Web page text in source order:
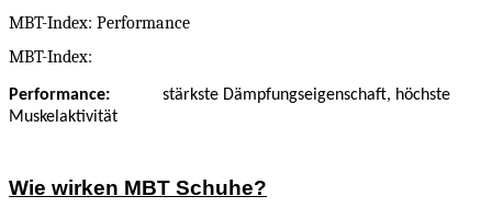
MBT-Index: Performance
MBT-Index:
Performance:
stärkste Dämpfungseigenschaft, höchste
Muskelaktivität
Wie wirken MBT Schuhe?